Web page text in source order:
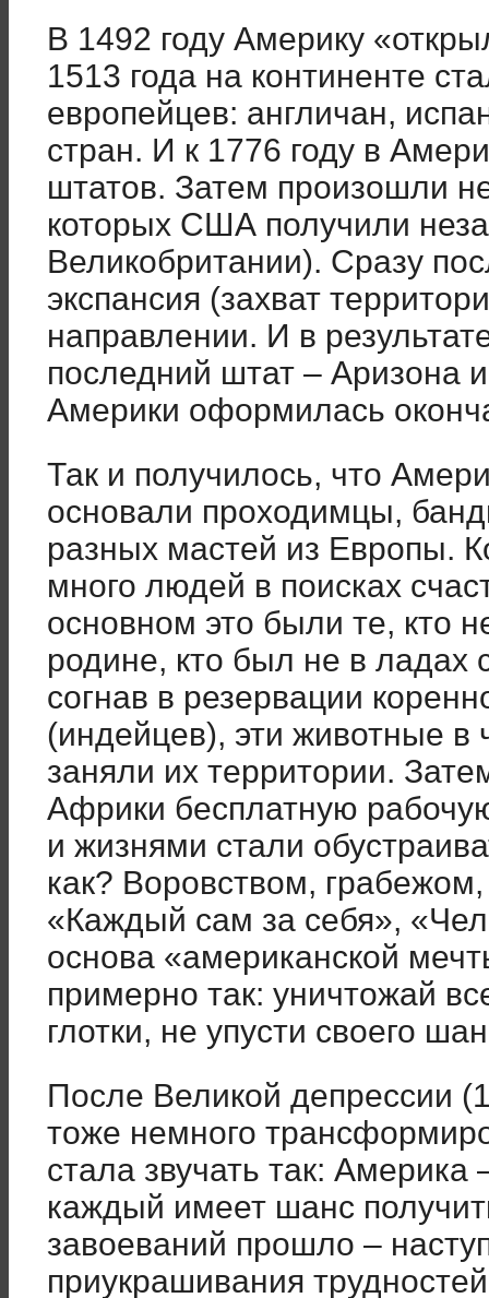
В 1492 году Америку
1513 года на континенте
европейцев: англичан,
стран. И к 1776 году в
штатов. Затем произошли
которых США получили
Великобритании). Сразу
экспансия (захват
направлении. И в
последний штат – Аризона
Америки оформилась
Так и получилось, что
основали проходимцы,
разных мастей из Европы.
много людей в поисках
основном это были те, кто
родине, кто был не в ладах
согнав в резервации
(индейцев), эти животные в
заняли их территории.
Африки бесплатную
и жизнями стали
как? Воровством,
«Каждый сам за себя»,
основа «американской
примерно так: уничтожай
глотки, не упусти своего
После Великой депрессии
тоже немного
стала звучать так: Америка
каждый имеет шанс
завоеваний прошло –
приукрашивания